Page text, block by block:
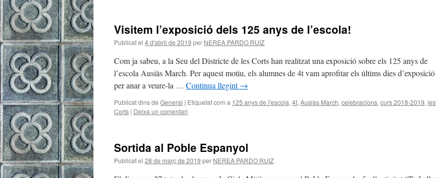
Visitem l’exposició dels 125 anys de l’escola!
Publicat el 4 d'abril de 2019 per NEREA PARDO RUIZ
Com ja sabeu, a la Seu del Districte de les Corts han realitzat una exposició sobre els 125 anys de
l’escola Ausiàs March. Per aquest motiu, els alumnes de 4t vam aprofitar els últims dies d’exposició
per anar a veure-la … Continua llegint→
Publicat dins de General | Etiquetat com a 125 anys de l'escola, 4t, Ausiàs March, celebracions, curs 2018-2019, les
Corts | Deixa un comentari
Sortida al Poble Espanyol
Publicat el 28 de març de 2019 per NEREA PARDO RUIZ